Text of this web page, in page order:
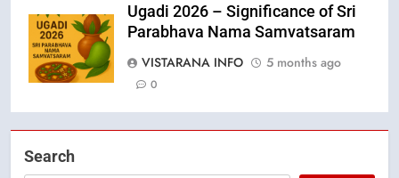
Ugadi 2026 – Significance of Sri
Parabhava Nama Samvatsaram
VISTARANA INFO
5 months ago
0
Search